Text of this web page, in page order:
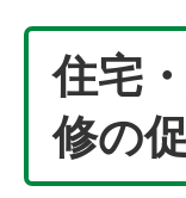
住宅
修の